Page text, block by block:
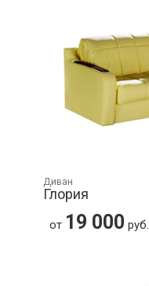
Диван
Глория
от 19 000 руб.